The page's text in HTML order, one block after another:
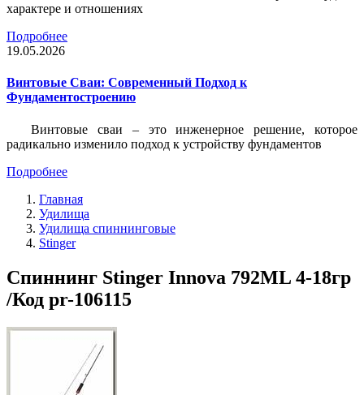
характере и отношениях
Подробнее
19.05.2026
Винтовые Сваи: Современный Подход к
Фундаментостроению
Винтовые сваи – это инженерное решение, которое
радикально изменило подход к устройству фундаментов
Подробнее
Главная
Удилища
Удилища спиннинговые
Stinger
Спиннинг Stinger Innova 792ML 4-18гр
/Код pr-106115